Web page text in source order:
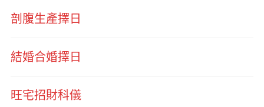
剖腹生產擇日
結婚合婚擇日
旺宅招財科儀